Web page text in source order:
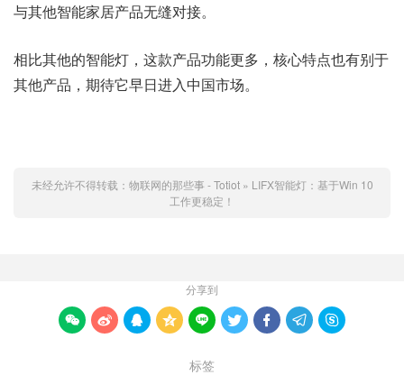
与其他智能家居产品无缝对接。
相比其他的智能灯，这款产品功能更多，核心特点也有别于
其他产品，期待它早日进入中国市场。
未经允许不得转载： 物联网的那些事 - Totiot» LIFX智能灯：基于Win 10
工作更稳定！
分享到
        
标签